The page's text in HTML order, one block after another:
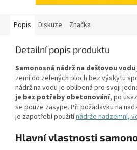
Popis Diskuze Značka
Detailní popis produktu
Samonosná nádrž na dešťovou vodu
zemí do zelených ploch bez výskytu
nádrž na vodu je oblíbená pro svoji
je bez potřeby obetonování, po
se pouze zasype. Při požadavku na
je zapotřebí použitínádrže nadzemní,
Hlavní vlastnosti